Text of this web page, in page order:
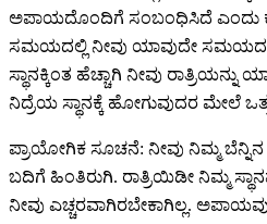
ಅಪಾಯದೊಂದಿಗೆ ಸಂಬಂಧಿಸಿದೆ ಎಂದು
ಸಮಯದಲ್ಲಿ ನೀವು ಯಾವುದೇ ಸಮಯದಲ್ಲಿ
ಸ್ಥಾನಕ್ಕಿಂತ ಹೆಚ್ಚಾಗಿ ನೀವು ರಾತ್ರಿಯನ್ನು
ನಿದ್ರೆಯ ಸ್ಥಾನಕ್ಕೆ ಹೋಗುವುದರ ಮೇಲೆ
ಪ್ರಾಯೋಗಿಕ ಸೂಚನೆ: ನೀವು ನಿಮ್ಮ
ಬದಿಗೆ ಹಿಂತಿರುಗಿ. ರಾತ್ರಿಯಿಡೀ ನಿಮ್ಮ
ನೀವು ಎಚ್ಚರವಾಗಿರಬೇಕಾಗಿಲ್ಲ.